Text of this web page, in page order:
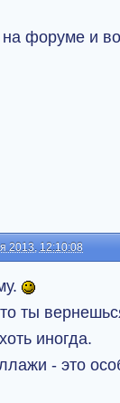
на форуме и
2013, 12:10:08
ты
иногда.
- это